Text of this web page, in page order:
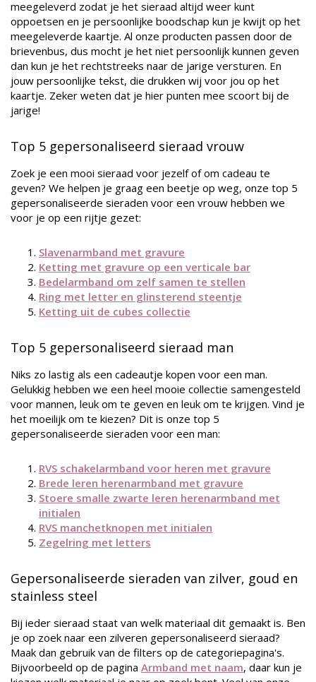
meegeleverd zodat je het sieraad altijd weer kunt
oppoetsen en je persoonlijke boodschap kun je kwijt op het
meegeleverde kaartje. Al onze producten passen door de
brievenbus, dus mocht je het niet persoonlijk kunnen geven
dan kun je het rechtstreeks naar de jarige versturen. En
jouw persoonlijke tekst, die drukken wij voor jou op het
kaartje. Zeker weten dat je hier punten mee scoort bij de
jarige!
Top 5 gepersonaliseerd sieraad vrouw
Zoek je een mooi sieraad voor jezelf of om cadeau te
geven? We helpen je graag een beetje op weg, onze top 5
gepersonaliseerde sieraden voor een vrouw hebben we
voor je op een rijtje gezet:
Slavenarmband met gravure
Ketting met gravure op een verticale bar
Bedelarmband om zelf samen te stellen
Ring met letter en glinsterend steentje
Ketting uit de cubes collectie
Top 5 gepersonaliseerd sieraad man
Niks zo lastig als een cadeautje kopen voor een man.
Gelukkig hebben we een heel mooie collectie samengesteld
voor mannen, leuk om te geven en leuk om te krijgen. Vind je
het moeilijk om te kiezen? Dit is onze top 5
gepersonaliseerde sieraden voor een man:
RVS schakelarmband voor heren met gravure
Brede leren herenarmband met gravure
Stoere smalle zwarte leren herenarmband met
initialen
RVS manchetknopen met initialen
Zegelring met letters
Gepersonaliseerde sieraden van zilver, goud en
stainless steel
Bij ieder sieraad staat van welk materiaal dit gemaakt is. Ben
je op zoek naar een zilveren gepersonaliseerd sieraad?
Maak dan gebruik van de filters op de categoriepagina's.
Bijvoorbeeld op de pagina Armband met naam, daar kun je